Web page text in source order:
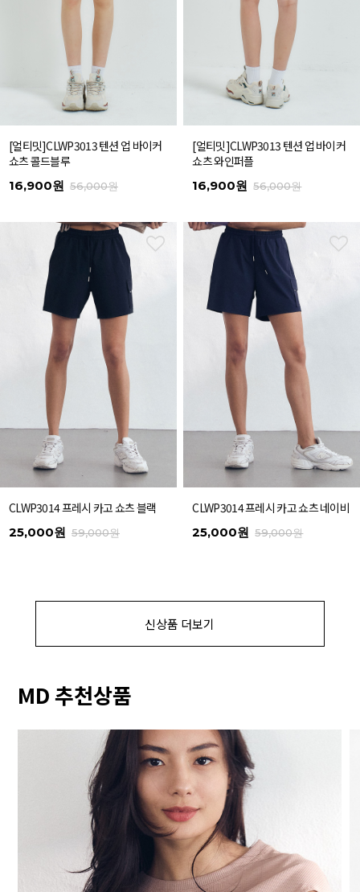
[얼티밋]CLWP3013 텐션 업 바이커
쇼츠 콜드블루
16,900원 56,000원
[얼티밋]CLWP3013 텐션 업 바이커
쇼츠 와인퍼플
16,900원 56,000원
CLWP3014 프레시 카고 쇼츠 블랙
25,000원 59,000원
CLWP3014 프레시 카고 쇼츠 네이비
25,000원 59,000원
신상품 더보기
MD 추천상품